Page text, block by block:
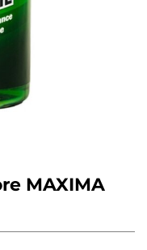
MAXIMA